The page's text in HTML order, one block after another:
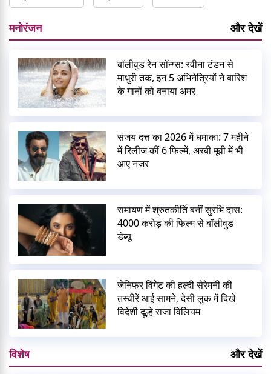
मनोरंजन और देखें
बॉलीवुड रेन सॉन्ग्स: रवीना टंडन से
माधुरी तक, इन 5 अभिनेत्रियों ने बारिश
के गानों को बनाया अमर
संजय दत्त का 2026 में धमाका: 7 महीने
में रिलीज कीं 6 फिल्में, अरबी मूवी में भी
आए नजर
रामायण में श्रुतकीर्ति बनीं सुरभि दास:
4000 करोड़ की फिल्म से बॉलीवुड
डेब्यू
जेनिफर विंगेट की हल्दी सेरेमनी की
तस्वीरें आई सामने, देसी लुक में दिखे
विदेशी दूल्हे राजा विलियम
विशेष और देखें